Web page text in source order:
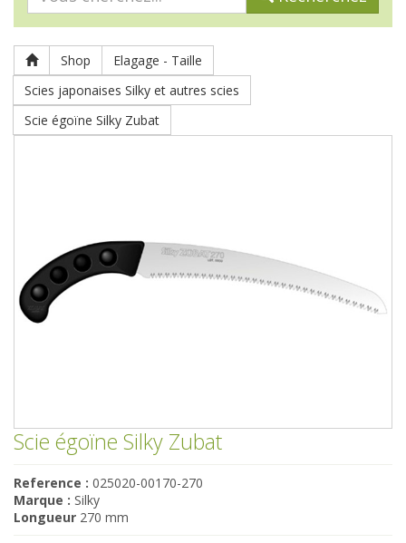
Shop
Elagage - Taille
Scies japonaises Silky et autres scies
Scie égoïne Silky Zubat
Scie égoïne Silky Zubat
Reference : 025020-00170-270
Marque : Silky
Longueur 270 mm